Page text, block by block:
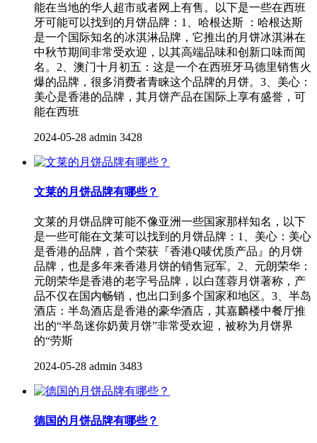
能在当地的华人超市或者网上有售。以下是一些在西班
牙可能可以找到的月饼品牌：1、哈根达斯 ：哈根达斯
是一个国际知名的冰淇淋品牌，它推出的月饼冰淇淋在
中秋节期间非常受欢迎，以其高端品味和创新口味而闻
名。2、澳门十月初五：这是一个在西班牙马德里销售火
爆的品牌，很多消费者青睐这个品牌的月饼。3、美心：
美心是香港的品牌，其月饼产品在国际上享有盛誉，可
能在西班
2024-05-28 admin 3428
文莱的月饼品牌有哪些？
文莱的月饼品牌可能不像亚洲一些国家那样知名，以下
是一些可能在文莱可以找到的月饼品牌：1、美心：美心
是香港的品牌，首个荣获『香港Q唛优质产品』的月饼
品牌，也是多年来香港月饼的销售冠军。2、元朗荣华：
元朗荣华是香港的老字号品牌，以白莲蓉月饼著称，产
品不仅在国内畅销，也出口到多个国家和地区。3、半岛
酒店：半岛酒店是香港的豪华酒店，其嘉麟楼中餐厅推
出的“半岛迷你奶黄月饼”非常受欢迎，被称为月饼界
的“劳斯
2024-05-28 admin 3483
德国的月饼品牌有哪些？